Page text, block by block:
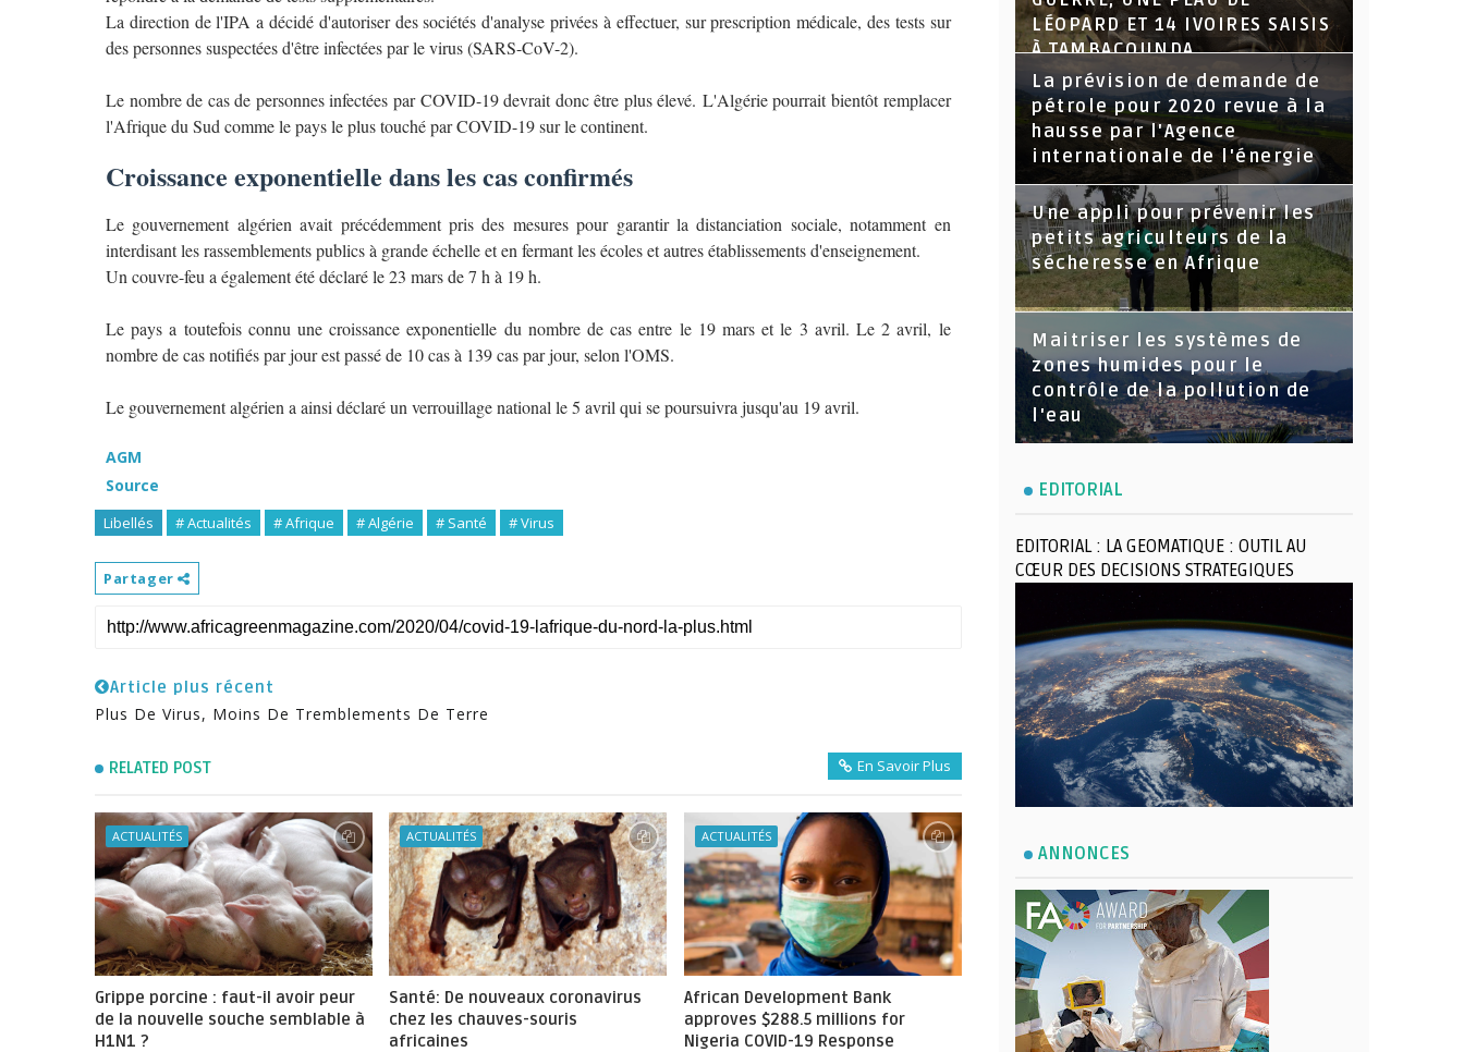
La direction de l'IPA a décidé d'autoriser des sociétés d'analyse privées à effectuer, sur prescription médicale, des tests sur
des personnes suspectées d'être infectées par le virus (SARS-CoV-2).
Le nombre de cas de personnes infectées par COVID-19 devrait donc être plus élevé. L'Algérie pourrait bientôt remplacer
l'Afrique du Sud comme le pays le plus touché par COVID-19 sur le continent.
Croissance exponentielle dans les cas confirmés
Le gouvernement algérien avait précédemment pris des mesures pour garantir la distanciation sociale, notamment en
interdisant les rassemblements publics à grande échelle et en fermant les écoles et autres établissements d'enseignement.
Un couvre-feu a également été déclaré le 23 mars de 7 h à 19 h.
Le pays a toutefois connu une croissance exponentielle du nombre de cas entre le 19 mars et le 3 avril. Le 2 avril, le
nombre de cas notifiés par jour est passé de 10 cas à 139 cas par jour, selon l'OMS.
Le gouvernement algérien a ainsi déclaré un verrouillage national le 5 avril qui se poursuivra jusqu'au 19 avril.
AGM
Source
Libellés # Actualités # Afrique # Algérie # Santé # Virus
Partager
Article plus récent
Plus De Virus, Moins De Tremblements De Terre
RELATED POST En Savoir Plus
ACTUALITÉS
Grippe porcine : faut-il avoir peur
de la nouvelle souche semblable à
H1N1 ?
ACTUALITÉS
Santé: De nouveaux coronavirus
chez les chauves-souris
africaines
ACTUALITÉS
African Development Bank
approves $288.5 millions for
Nigeria COVID-19 Response
LÉOPARD ET 14 IVOIRES SAISIS
À TAMBACOUNDA
La prévision de demande de
pétrole pour 2020 revue à la
hausse par l'Agence
internationale de l'énergie
Une appli pour prévenir les
petits agriculteurs de la
sécheresse en Afrique
Maitriser les systèmes de
zones humides pour le
contrôle de la pollution de
l'eau
EDITORIAL
EDITORIAL : LA GEOMATIQUE : OUTIL AU
CŒUR DES DECISIONS STRATEGIQUES
ANNONCES